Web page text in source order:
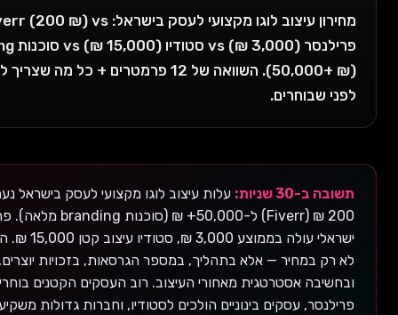
מחירון עיצוב לוגו מקצועי לעסק בישראל: Fiverr (200 ₪) vs
פרילנסר (3,000 ₪) vs סטודיו (15,000 ₪) vs סוכנות branding
(50,000+ ₪). השוואה של 12 פרמטרים + כל מה שצריך לדעת
עלות עיצוב לוגו מקצועי לעסק בישראל נעה בין
200 ₪ (Fiverr) ל-50,000+ ₪ (סוכנות branding מלאה). פרילנסר
ישראלי עולה בממוצע 3,000 ₪, סטודיו עיצוב קטן 15,000 ₪. ההבדל
במחיר — אלא בתהליך, במספר הגרסאות, בזכויות יוצרים,
אסטרטגית מאחורי העיצוב. רוב העסקים הקטנים בוחרים
עסקים בינוניים הולכים לסטודיו, וחברות גדולות משקיעות